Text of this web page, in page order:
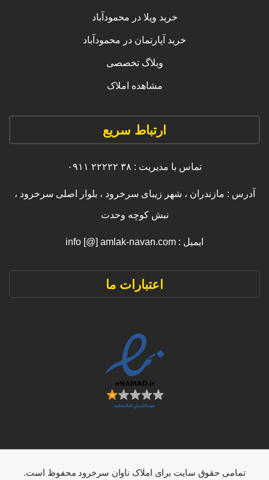
خرید ویلا در محمودآباد
خرید آپارتمان در محمودآباد
وبلاگ تخصصی
مشاهده املاک
ارتباط سریع
تماس با مدیریت : ۳۸ ۲۲۲۲۲ ۰۹۱۱
آدرس : مازندران ، شهر زیبای سرخرود ، بلوار اصلی سرخرود ،
نبش کوچه وحدت
ایمیل : info [@] amlak-navan.com
اعتبارات ما
تمامی حقوق سایت برای املاک ناوان سرخرود محفوظ است.